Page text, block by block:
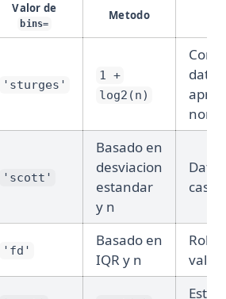
Valor de
bins=
Metodo
'sturges'
1 +
log2(n)
'scott'
Basado en
desviacion
estandar
y n
casi
'fd'
Basado en
IQR y n